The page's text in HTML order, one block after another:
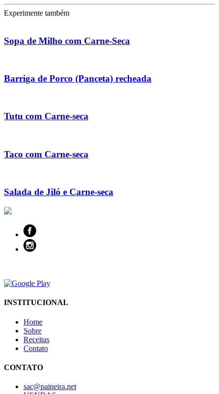
Experimente também
Sopa de Milho com Carne-Seca
Barriga de Porco (Panceta) recheada
Tutu com Carne-seca
Taco com Carne-seca
Salada de Jiló e Carne-seca
INSTITUCIONAL
Home
Sobre
Receitas
Contato
CONTATO
sac@paineira.net